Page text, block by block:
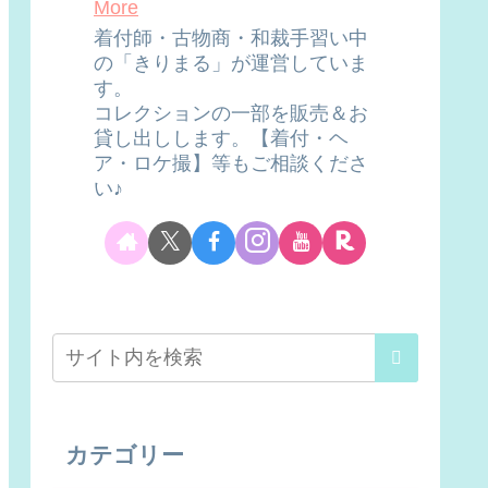
More
着付師・古物商・和裁手習い中
の「きりまる」が運営していま
す。
コレクションの一部を販売＆お
貸し出しします。【着付・ヘ
ア・ロケ撮】等もご相談くださ
い♪
カテゴリー